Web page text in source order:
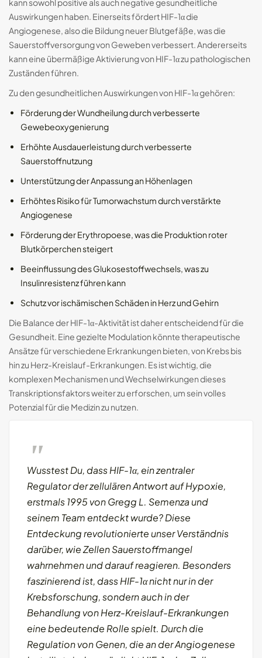
kann sowohl positive als auch negative gesundheitliche
Auswirkungen haben. Einerseits fördert HIF-1α die
Angiogenese, also die Bildung neuer Blutgefäße, was die
Sauerstoffversorgung von Geweben verbessert. Andererseits
kann eine übermäßige Aktivierung von HIF-1α zu pathologischen
Zuständen führen.
Zu den gesundheitlichen Auswirkungen von HIF-1α gehören:
Förderung der Wundheilung durch verbesserte
Gewebeoxygenierung
Erhöhte Ausdauerleistung durch verbesserte
Sauerstoffnutzung
Unterstützung der Anpassung an Höhenlagen
Erhöhtes Risiko für Tumorwachstum durch verstärkte
Angiogenese
Förderung der Erythropoese, was die Produktion roter
Blutkörperchen steigert
Beeinflussung des Glukosestoffwechsels, was zu
Insulinresistenz führen kann
Schutz vor ischämischen Schäden in Herz und Gehirn
Die Balance der HIF-1α-Aktivität ist daher entscheidend für die
Gesundheit. Eine gezielte Modulation könnte therapeutische
Ansätze für verschiedene Erkrankungen bieten, von Krebs bis
hin zu Herz-Kreislauf-Erkrankungen. Es ist wichtig, die
komplexen Mechanismen und Wechselwirkungen dieses
Transkriptionsfaktors weiter zu erforschen, um sein volles
Potenzial für die Medizin zu nutzen.
Wusstest Du, dass HIF-1α, ein zentraler
Regulator der zellulären Antwort auf Hypoxie,
erstmals 1995 von Gregg L. Semenza und
seinem Team entdeckt wurde? Diese
Entdeckung revolutionierte unser Verständnis
darüber, wie Zellen Sauerstoffmangel
wahrnehmen und darauf reagieren. Besonders
faszinierend ist, dass HIF-1α nicht nur in der
Krebsforschung, sondern auch in der
Behandlung von Herz-Kreislauf-Erkrankungen
eine bedeutende Rolle spielt. Durch die
Regulation von Genen, die an der Angiogenese